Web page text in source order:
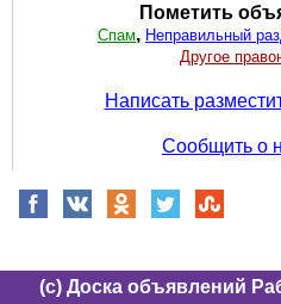
Пометить
Спам, Неправильный
Другое
Написать
Сообщить о
(c) Доска объявлений